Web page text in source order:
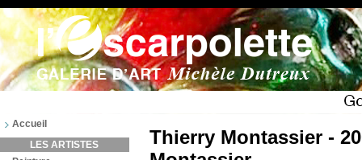
Accueil
LES ARTISTES
Thierry Montassier -